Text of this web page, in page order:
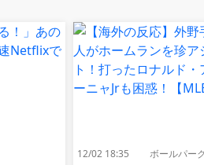
12/02 18:35 ボールパー